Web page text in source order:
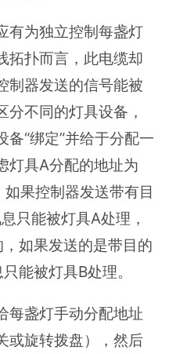
为独立控制每盏灯
拓扑而言，此电缆却
制器发送的信号能被
分不同的灯具设备，
“绑定”并给于分配一
灯具A分配的地址为
果控制器发送带有目
只能被灯具A处理，
如果发送的是带目的
能被灯具B处理。
盏灯手动分配地址
或旋转拨盘），然后